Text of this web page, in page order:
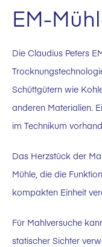
EM-
Die Claudius Peters
Schüttgütern wie
anderen Materialien.
im Technikum
Das Herzstück der
Mühle, die die
kompakten Einheit
Für Mahlversuche
statischer Sichter